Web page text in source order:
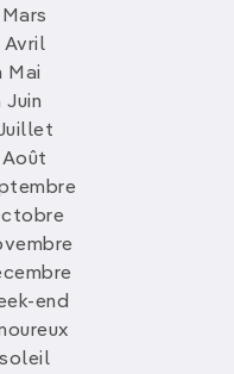
Avril
Mai
Juin
end